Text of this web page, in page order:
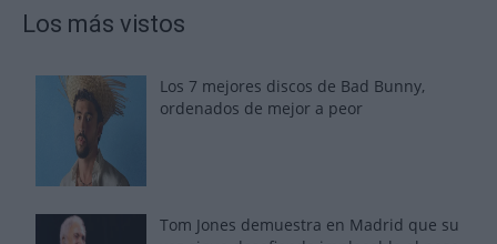
Los más vistos
Los 7 mejores discos de Bad Bunny,
ordenados de mejor a peor
Tom Jones demuestra en Madrid que su